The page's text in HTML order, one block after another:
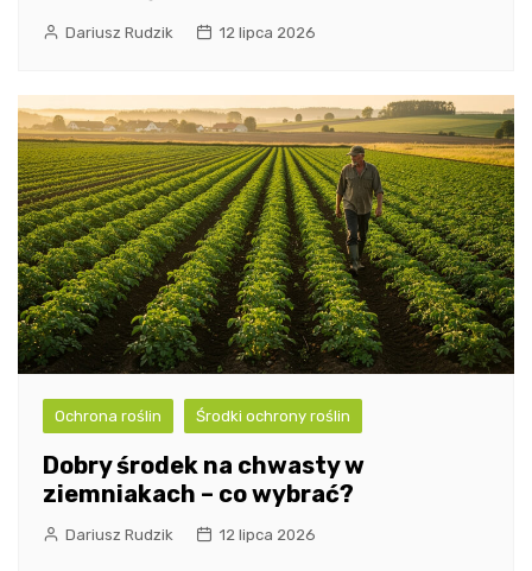
Dariusz Rudzik 12 lipca 2026
Ochrona roślin Środki ochrony roślin
Dobry środek na chwasty w
ziemniakach – co wybrać?
Dariusz Rudzik 12 lipca 2026